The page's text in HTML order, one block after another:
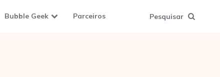
Bubble Geek Parceiros Pesquisar